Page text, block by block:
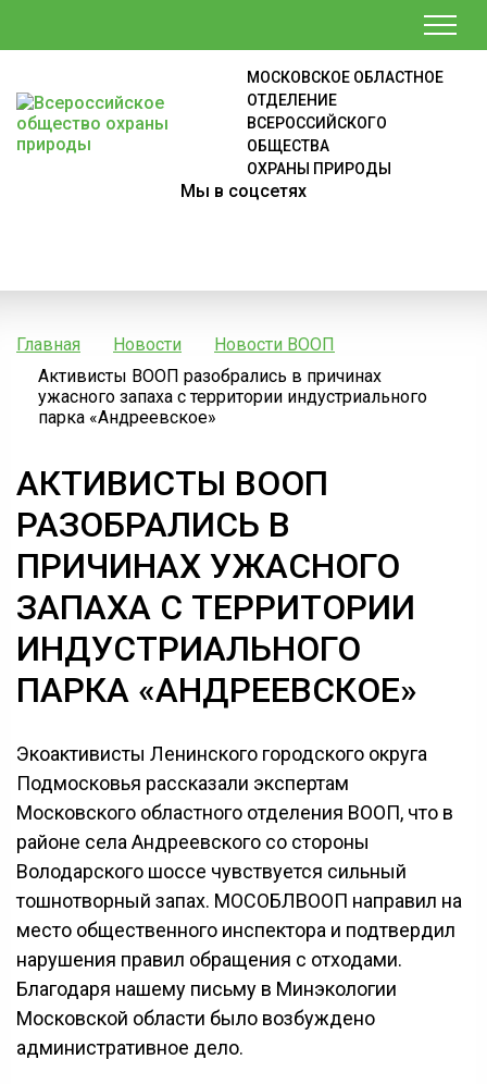
МОСКОВСКОЕ ОБЛАСТНОЕ
ОТДЕЛЕНИЕ
ВСЕРОССИЙСКОГО
ОБЩЕСТВА
ОХРАНЫ ПРИРОДЫ
Мы в соцсетях
Главная Новости
Новости ВООП
Активисты ВООП разобрались в причинах
ужасного запаха с территории индустриального
парка «Андреевское»
АКТИВИСТЫ ВООП
РАЗОБРАЛИСЬ В
ПРИЧИНАХ УЖАСНОГО
ЗАПАХА С ТЕРРИТОРИИ
ИНДУСТРИАЛЬНОГО
ПАРКА «АНДРЕЕВСКОЕ»
Экоактивисты Ленинского городского округа
Подмосковья рассказали экспертам
Московского областного отделения ВООП, что в
районе села Андреевского со стороны
Володарского шоссе чувствуется сильный
тошнотворный запах. МОСОБЛВООП направил на
место общественного инспектора и подтвердил
нарушения правил обращения с отходами.
Благодаря нашему письму в Минэкологии
Московской области было возбуждено
административное дело.